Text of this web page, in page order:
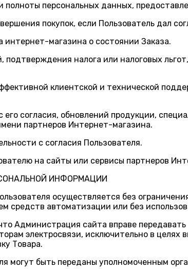
персональных данных,
покупок, если Пользователь дал
интернет-магазина о состоянии Заказа.
подтверждения налога или налоговых
клиентской и технической
его согласия, обновлений продукции,
партнеров Интернет-магазина.
с согласия Пользователя.
на сайты или сервисы партнеров
ИНФОРМАЦИИ
осуществляется без
средств автоматизации или без
Администрация сайта вправе
электросвязи, исключительно в
Товара.
могут быть переданы уполномоченным